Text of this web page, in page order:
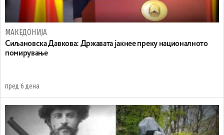
МАКЕДОНИЈА
Сиљановска Давкова: Државата јакнее преку националното
помирување
пред 6 дена